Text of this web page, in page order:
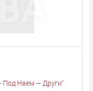
Под Наем — Други“